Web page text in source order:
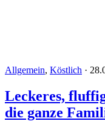
Allgemein, Köstlich ·
Leckeres,
die ganze